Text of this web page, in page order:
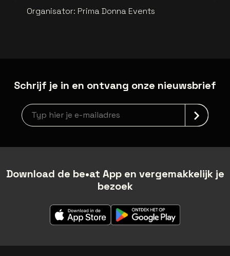
Organisator: Prima Donna Events
Schrijf je in en ontvang onze nieuwsbrief
Nieuwsbrief aanmelding
Download de be•at App en vergemakkelijk je
bezoek